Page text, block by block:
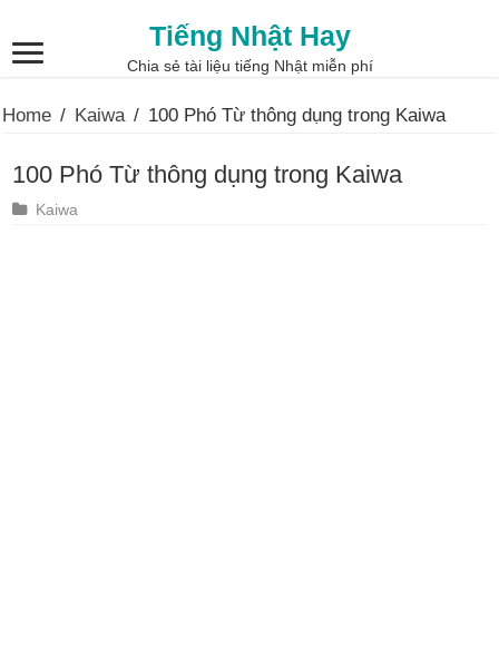
Tiếng Nhật Hay
Chia sẻ tài liệu tiếng Nhật miễn phí
Home / Kaiwa / 100 Phó Từ thông dụng trong Kaiwa
100 Phó Từ thông dụng trong Kaiwa
Kaiwa